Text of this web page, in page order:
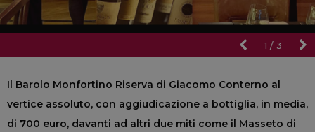
1 / 3
Il Barolo Monfortino Riserva di Giacomo Conterno al
vertice assoluto, con aggiudicazione a bottiglia, in media,
di 700 euro, davanti ad altri due miti come il Masseto di